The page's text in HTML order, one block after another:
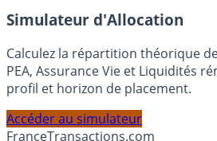
En savoir plus
Simulateur d'Allocation
Calculez la répartition théorique
PEA, Assurance Vie et Liquidités
profil et horizon de placement.